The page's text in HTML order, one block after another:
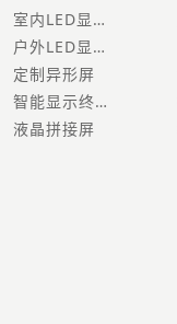
室内LED显示屏
户外LED显示屏
定制异形屏
智能显示终端会议一体机
液晶拼接屏